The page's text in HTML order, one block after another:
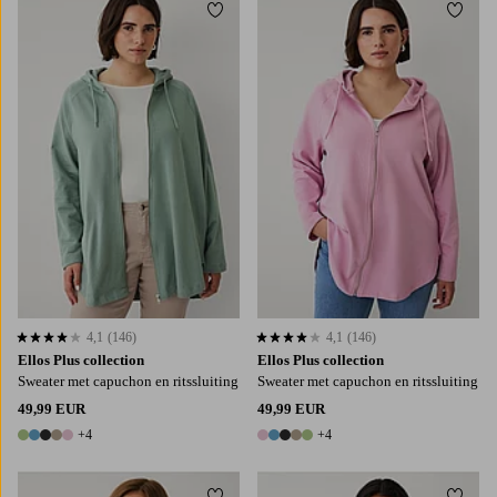
Ellos Plus collection
Sweater met capuchon en ritssluiting
49,99 EUR
9 kleuren
+4
4,1 op basis van 146 beoordelingen
4,1 (146)
Toevoegen aan favorieten
4XL
Ellos Plus collection
Sweater met capuchon en ritssluiting
49,99 EUR
9 kleuren
+4
4,1 op basis van 146 beoordelingen
4,1 (146)
4XL